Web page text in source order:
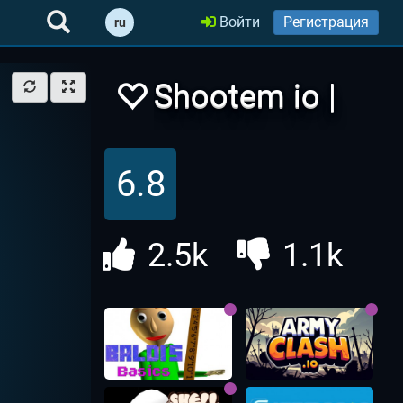
ru Войти Регистрация
Shootem io |
Шутем ио
6.8
2.5k 1.1k